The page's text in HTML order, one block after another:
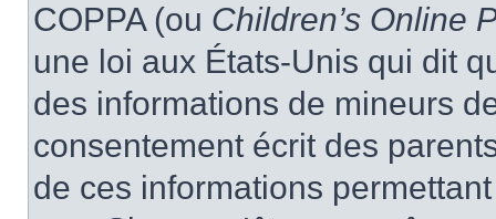
COPPA (ou Children’s Online
une loi aux États-Unis qui dit
des informations de mineurs
consentement écrit des
de ces informations